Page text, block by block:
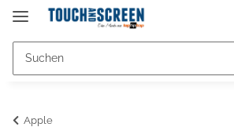
Apple